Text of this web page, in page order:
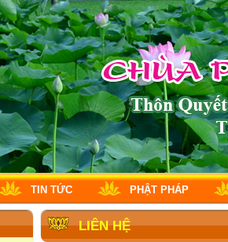
TIN TỨC PHẬT PHÁP
LIÊN HỆ